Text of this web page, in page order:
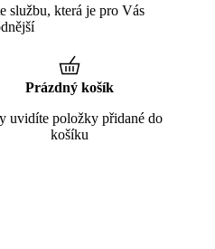
službu, která je pro Vás
Prázdný košík
uvidíte položky přidané do
košíku